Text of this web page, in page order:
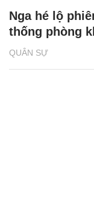
QUÂN SỰ
Nga hé lộ
thống phòng